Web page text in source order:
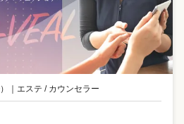
エステ / カウンセラー